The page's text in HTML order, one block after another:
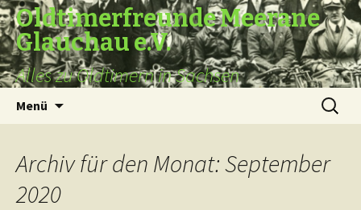
Oldtimerfreunde Meerane
Glauchau e.V.
Alles zu Oldtimern in Sachsen
Menü
Suche
nach:
Archiv für den Monat: September
2020